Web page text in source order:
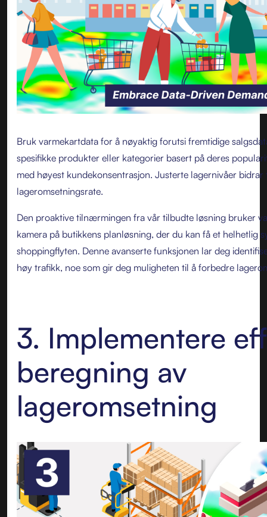
Bruk varmekartdata for å nøyaktig forutsi fremtidige
spesifikke produkter eller kategorier basert på deres
med høyest kundekonsentrasjon. Justerte lagernivåer bidrar
lageromsetningsrate.
Den proaktive tilnærmingen fra vår tilbudte løsning bruker
kamera på butikkens planløsning, der du kan få et helhetlig
shoppingflyten. Denne avanserte funksjonen lar deg
høy trafikk, noe som gir deg muligheten til å forbedre
3. Implementere
beregning av
lageromsetning